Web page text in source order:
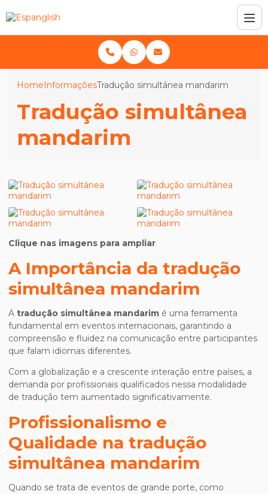
HomeInformaçõesTradução simultânea mandarim
Tradução simultânea
mandarim
Clique nas imagens para ampliar
A Importância da tradução
simultânea mandarim
A tradução simultânea mandarim é uma ferramenta
fundamental em eventos internacionais, garantindo a
compreensão e fluidez na comunicação entre participantes
que falam idiomas diferentes.
Com a globalização e a crescente interação entre países, a
demanda por profissionais qualificados nessa modalidade
de tradução tem aumentado significativamente.
Profissionalismo e
Qualidade na tradução
simultânea mandarim
Quando se trata de eventos de grande porte, como